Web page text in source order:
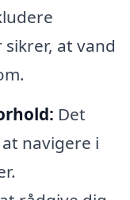
at vand
Det
navigere i